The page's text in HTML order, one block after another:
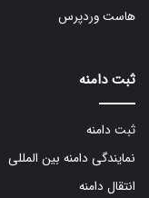
هاست وردپرس
ثبت دامنه
ثبت دامنه
نمایندگی دامنه بین المللی
انتقال دامنه